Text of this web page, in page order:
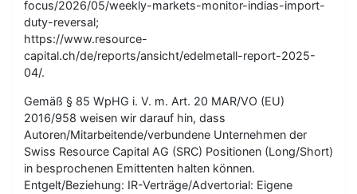
focus/2026/05/weekly-markets-monitor-indias-import-
duty-reversal;
https://www.resource-
capital.ch/de/reports/ansicht/edelmetall-report-2025-
04/.
Gemäß § 85 WpHG i. V. m. Art. 20 MAR/VO (EU)
2016/958 weisen wir darauf hin, dass
Autoren/Mitarbeitende/verbundene Unternehmen der
Swiss Resource Capital AG (SRC) Positionen (Long/Short)
in besprochenen Emittenten halten können.
Entgelt/Beziehung: IR-Verträge/Advertorial: Eigene